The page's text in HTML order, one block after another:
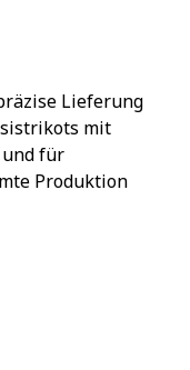
Lieferung
mit
für
Produktion